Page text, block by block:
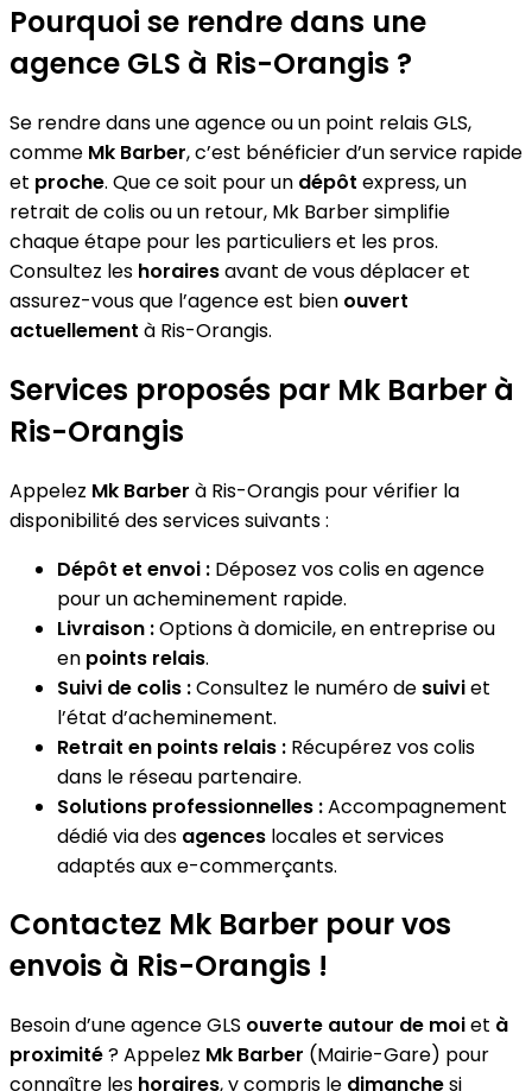
Pourquoi se rendre dans une
agence GLS à Ris-Orangis ?
Se rendre dans une agence ou un point relais GLS,
comme Mk Barber, c’est bénéficier d’un service rapide
et proche. Que ce soit pour un dépôt express, un
retrait de colis ou un retour, Mk Barber simplifie
chaque étape pour les particuliers et les pros.
Consultez les horairesavant de vous déplacer et
assurez-vous que l’agence est bien ouvert
actuellement à Ris-Orangis.
Services proposés par Mk Barber à
Ris-Orangis
Appelez Mk Barber à Ris-Orangis pour vérifier la
disponibilité des services suivants :
Dépôt et envoi : Déposez vos colis en agence
pour un acheminement rapide.
Livraison :Options à domicile, en entreprise ou
en points relais.
Suivi de colis :Consultez le numéro de suiviet
l’état d’acheminement.
Retrait en points relais : Récupérez vos colis
dans le réseau partenaire.
Solutions professionnelles :Accompagnement
dédié via des agences locales et services
adaptés aux e-commerçants.
Contactez Mk Barber pour vos
envois à Ris-Orangis !
Besoin d’une agence GLS ouverte autour de moiet à
proximité? Appelez Mk Barber (Mairie-Gare) pour
connaître les horaires, y compris le dimanchesi